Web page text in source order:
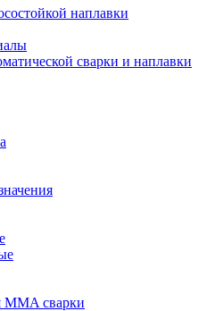
наплавки
сварки и наплавки
MMA сварки